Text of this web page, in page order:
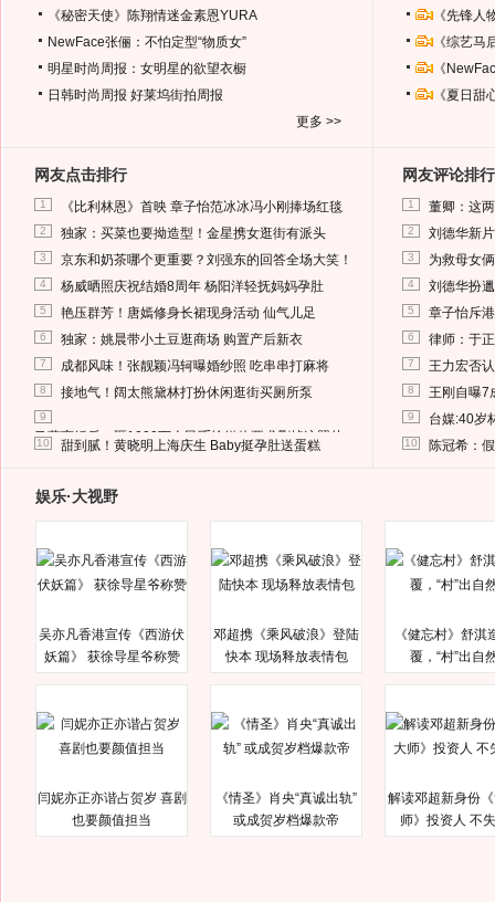
《秘密天使》陈翔情迷金素恩YURA
NewFace张俪：不怕定型“物质女”
明星时尚周报：女明星的欲望衣橱
日韩时尚周报 好莱坞街拍周报
更多 >>
《先锋
《综艺
《
《夏日
网友点击排行
1 《比利林恩》首映 章子怡范冰冰冯小刚捧场红毯
2 独家：买菜也要拗造型！金星携女逛街有派头
3 京东和奶茶哪个更重要？刘强东的回答全场大笑！
4 杨威晒照庆祝结婚8周年 杨阳洋轻抚妈妈孕肚
5 艳压群芳！唐嫣修身长裙现身活动 仙气儿足
6 独家：姚晨带小土豆逛商场 购置产后新衣
7 成都风味！张靓颖冯轲曝婚纱照 吃串串打麻将
8 接地气！阔太熊黛林打扮休闲逛街买厕所泵
9
马蓉离婚后，砸1000万人民币给媒体要求删掉这照片
10 甜到腻！黄晓明上海庆生 Baby挺孕肚送蛋糕
网友评论排行
1 董卿：这
2 刘德华新
3 为救母女
4 刘德华扮
5 章子怡斥
6 律师：于
7 王力宏否
8 王刚自曝7
9 台媒:40岁
10 陈冠希：
娱乐·大视野
吴亦凡香港宣传《西游伏
妖篇》 获徐导星爷称赞
邓超携《乘风破浪》登陆
快本 现场释放表情包
《健忘村》舒淇
覆，“村”出自
闫妮亦正亦谐占贺岁 喜剧
也要颜值担当
《情圣》肖央“真诚出轨”
或成贺岁档爆款帝
解读邓超新身份
师》投资人 不